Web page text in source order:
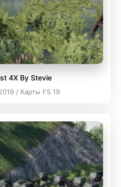
4X By Stevie
/ Карты FS 19